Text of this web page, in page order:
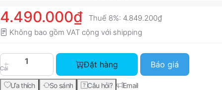
4.490.000₫ Thuế 8%: 4.849.200₫
Không bao gồm VAT cộng với shipping
Cái
HP Smart Tank 585 All-in-One Printer
Đặt hàng Báo giá
Ưa thích So sánh Câu hỏi? Email